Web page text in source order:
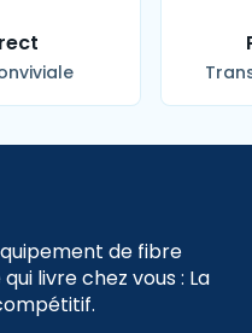
de fibre
livre chez vous : La